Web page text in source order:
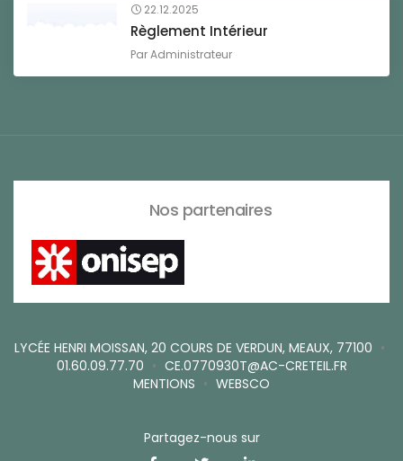
22.12.2025
Règlement Intérieur
ParAdministrateur
Nos partenaires
LYCÉE HENRI MOISSAN, 20 COURS DE VERDUN, MEAUX, 77100 •
01.60.09.77.70 • CE.0770930T@AC-CRETEIL.FR
MENTIONS • WEBSCO
Partagez-nous sur